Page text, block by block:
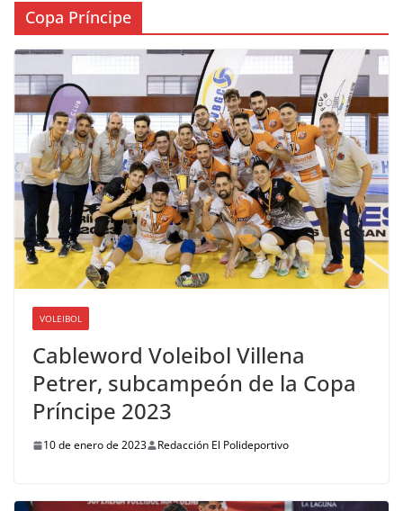
Copa Príncipe
VOLEIBOL
Cableword Voleibol Villena
Petrer, subcampeón de la Copa
Príncipe 2023
10 de enero de 2023 Redacción El Polideportivo